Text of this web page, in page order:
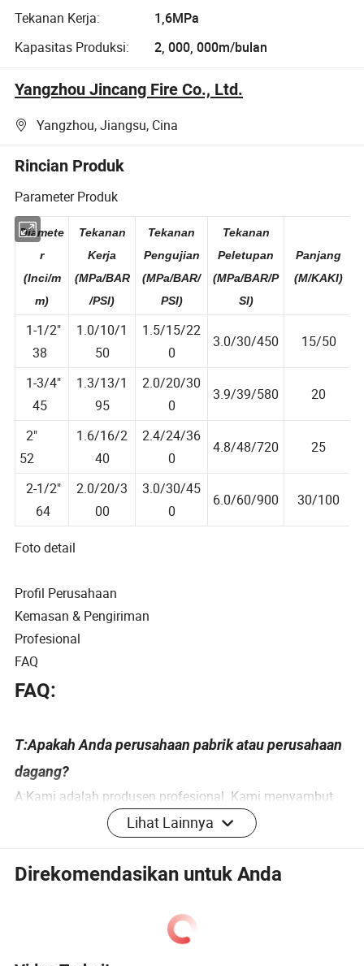
Tekanan Kerja:
1,6MPa
Kapasitas Produksi:
2, 000, 000m/bulan
Yangzhou Jincang Fire Co., Ltd.
Yangzhou, Jiangsu, Cina
Rincian Produk
Parameter Produk
(Inci/m
m)
Tekanan
Kerja
(MPa/BAR
/PSI)
Tekanan
Pengujian
(MPa/BAR/
PSI)
Tekanan
Peletupan
(MPa/BAR/P
SI)
Panjang
1-1/2"
38
1.0/10/1
50
1.5/15/22
0
1-3/4"
45
1.3/13/1
95
2.0/20/30
0
2"
52
1.6/16/2
40
2.4/24/36
0
2-1/2"
64
2.0/20/3
00
3.0/30/45
0
Foto detail
Profil Perusahaan
Kemasan & Pengiriman
Profesional
FAQ
FAQ:
T:Apakah Anda perusahaan pabrik atau perusahaan
dagang?
A:Kami adalah produsen profesional. Kami menyambut
dengan hangat peralatan dari seluruh dunia untuk
mengunjungi pabrik kami dan bekerja sama dengan kami.
A: Tim R&D independen, produksi profesional, dan
pelatihan tim penjualan menyediakan kapasitas produksi
berkelanjutan yang luar biasa. Gunakan bahan dan
Lihat Lainnya
Direkomendasikan untuk Anda